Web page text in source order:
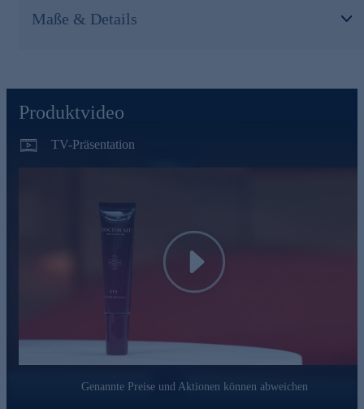
Maße & Details
Produktvideo
TV-Präsentation
Play
Genannte Preise und Aktionen können abweichen